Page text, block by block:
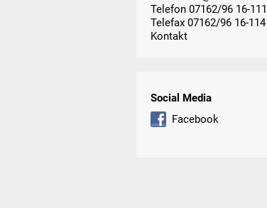
Telefon 07162/96 16-111
Telefax 07162/96 16-114
Kontakt
Social Media
Facebook